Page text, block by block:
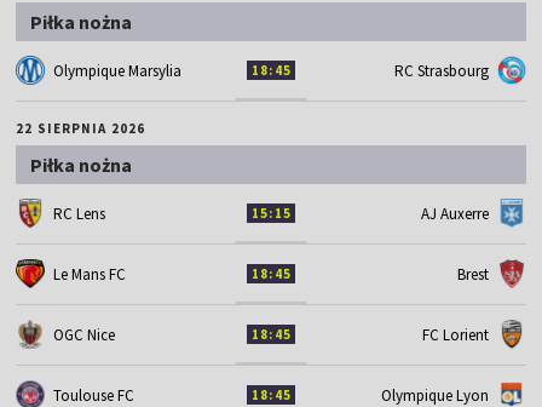
Piłka nożna
Olympique Marsylia 18:45 RC Strasbourg
22 SIERPNIA 2026
Piłka nożna
RC Lens 15:15 AJ Auxerre
Le Mans FC 18:45 Brest
OGC Nice 18:45 FC Lorient
Toulouse FC 18:45 Olympique Lyon